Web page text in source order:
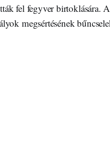
fel fegyver birtoklására.
megsértésének